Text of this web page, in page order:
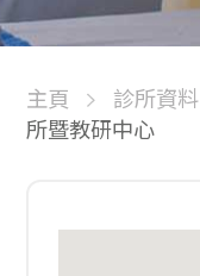
主頁 診所資料
所暨教研中心